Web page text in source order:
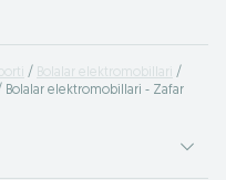
Bolalar elektromobillari
Bolalar elektromobillari - Zafar